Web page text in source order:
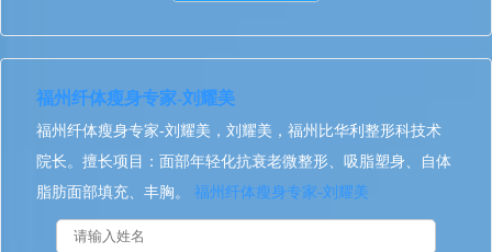
福州纤体瘦身专家-刘耀美
福州纤体瘦身专家-刘耀美，刘耀美，福州比华利整形科技术
院长。擅长项目：面部年轻化抗衰老微整形、吸脂塑身、自体
脂肪面部填充、丰胸。 福州纤体瘦身专家-刘耀美